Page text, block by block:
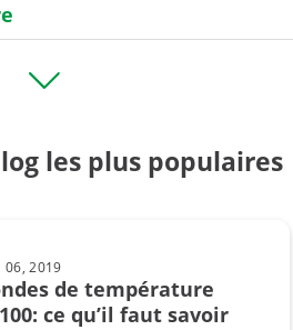
les plus populaires
06, 2019
de température
ce qu’il faut savoir